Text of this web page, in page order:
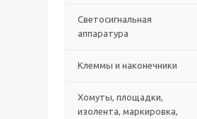
Светосигнальная
аппаратура
Клеммы и наконечники
Хомуты, площадки,
изолента, маркировка,